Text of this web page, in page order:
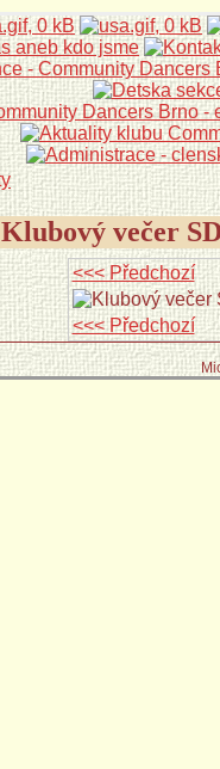
Klubový večer
<<< Předchozí
<<< Předchozí